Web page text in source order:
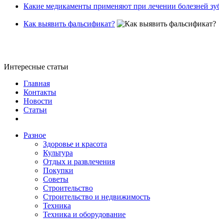
Какие медикаменты применяют при лечении болезней
Как выявить фальсификат?
Интересные статьи
Главная
Контакты
Новости
Статьи
Разное
Здоровье и красота
Культура
Отдых и развлечения
Покупки
Советы
Строительство
Строительство и недвижимость
Техника
Техника и оборудование